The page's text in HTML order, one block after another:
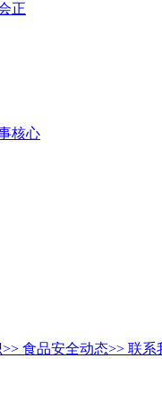
正
核心
>> 食品安全动态>> 联系